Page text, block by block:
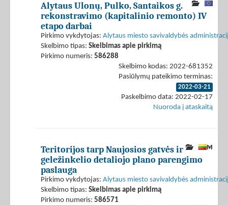
Alytaus Ulonų, Pulko, Santaikos g.
rekonstravimo (kapitalinio remonto) IV
etapo darbai
Pirkimo vykdytojas: Alytaus miesto savivaldybės
Skelbimo tipas: Skelbimas apie pirkimą
Pirkimo numeris: 586288
Skelbimo kodas: 2022-681352
Pasiūlymų pateikimo terminas:
2022-03-21
Paskelbimo data: 2022-02-17
Nuoroda į ataskaitą
Teritorijos tarp Naujosios gatvės ir
geležinkelio detaliojo plano parengimo
paslauga
Pirkimo vykdytojas: Alytaus miesto savivaldybės
Skelbimo tipas: Skelbimas apie pirkimą
Pirkimo numeris: 586571